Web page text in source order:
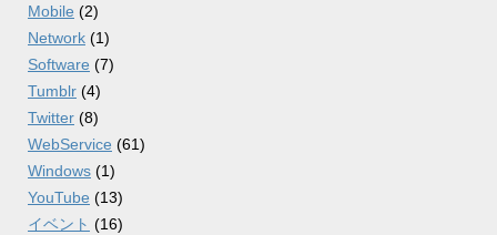
Mobile (2)
Network (1)
Software (7)
Tumblr (4)
Twitter (8)
WebService (61)
Windows (1)
YouTube (13)
イベント (16)